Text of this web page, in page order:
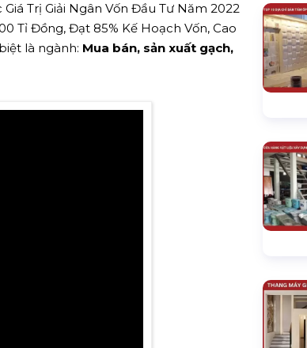
Trị Giải Ngân Vốn Đầu Tư Năm 2022
Tỉ Đồng, Đạt 85% Kế Hoạch Vốn, Cao
là ngành: Mua bán, sản xuất gạch,